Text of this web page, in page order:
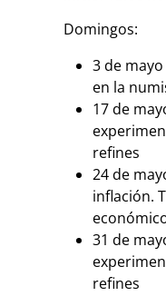
Domingos:
3 de
en la
17 de
refines
24 de
inflación.
31 de
refines